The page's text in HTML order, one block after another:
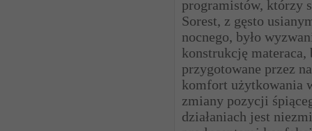
programistów, którzy
Sorest, z gęsto
nocnego, było
konstrukcję
przygotowane przez
komfort użytkowania
zmiany pozycji
działaniach jest